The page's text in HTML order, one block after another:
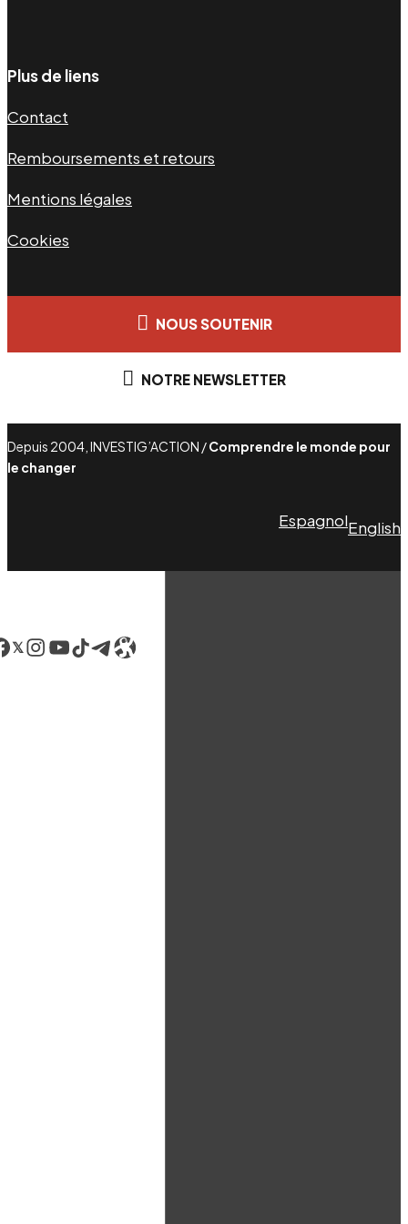
Plus de liens
Contact
Remboursements et retours
Mentions légales
Cookies
NOUS SOUTENIR
NOTRE NEWSLETTER
Depuis 2004, INVESTIG’ACTION /Comprendre le monde pour
le changer
EspagnolEnglish
LinkedIn
Instagram
YouTube
TikTok
Telegram
Lien